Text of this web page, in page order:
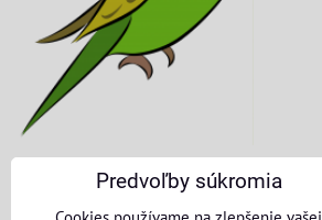
KONTAKTNÉ ÚDAJE
Predvoľby súkromia